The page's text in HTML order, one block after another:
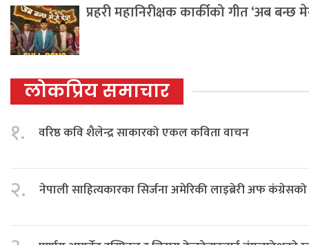
प्रहरी महानिरीक्षक कार्कीको गीत ‘अब बन्छ
लोकप्रिय समाचार
१. वरिष्ठ कवि शैलेन्द्र साकारको एकल कविता वाचन
२. नेपाली साहित्यकारका सिर्जना अमेरिकी लाइब्रेरी अफ